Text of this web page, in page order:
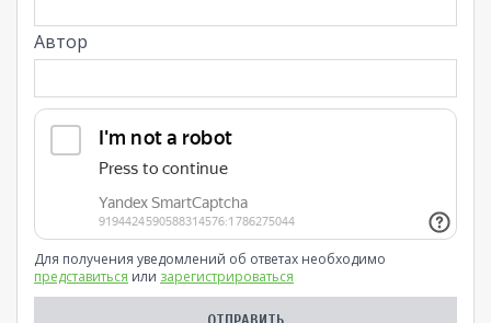
Автор
Для получения уведомлений об ответах необходимо
представиться или зарегистрироваться